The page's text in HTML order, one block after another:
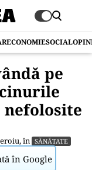
ECONOMIESOCIAL
pe
nefolosite
, în SĂNĂTATE
în Google